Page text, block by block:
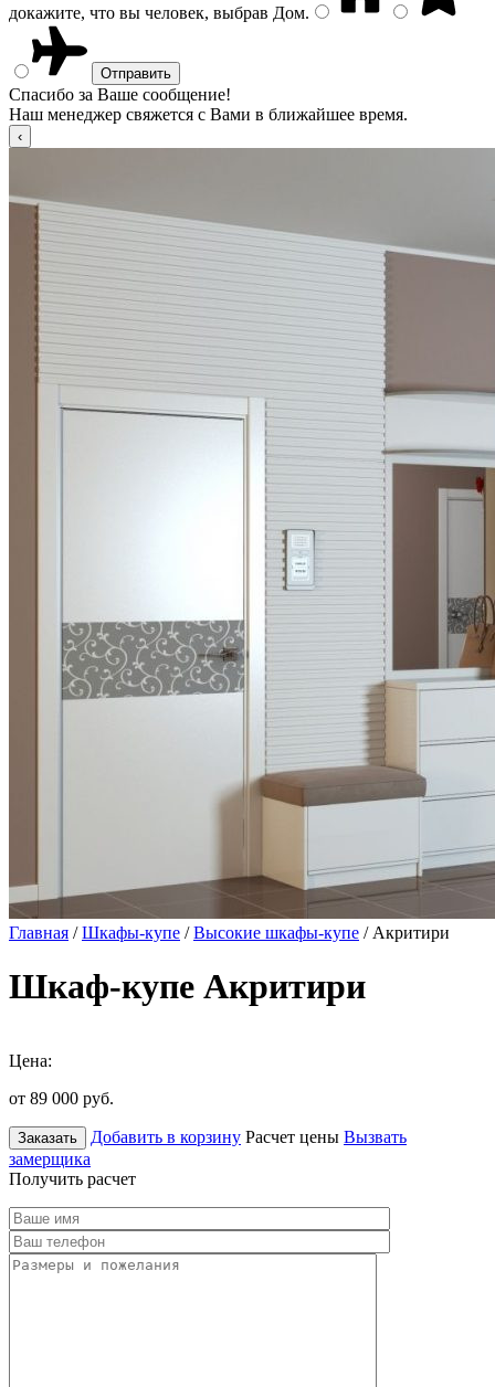
докажите, что вы человек, выбрав Дом.
Спасибо за Ваше сообщение!
Наш менеджер свяжется с Вами в ближайшее время.
Главная /Шкафы-купе /Высокие шкафы-купе / Акритири
Шкаф-купе Акритири
Цена:
от 89 000 руб.
Заказать Добавить в корзину Расчет цены Вызвать
замерщика
Получить расчет